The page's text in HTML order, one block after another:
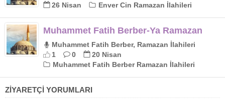
26 Nisan
Enver Cin Ramazan İlahileri
Muhammet Fatih Berber-Ya Ramazan
Muhammet Fatih Berber, Ramazan İlahileri
1
0
20 Nisan
Muhammet Fatih Berber Ramazan İlahileri
ZİYARETÇİ YORUMLARI